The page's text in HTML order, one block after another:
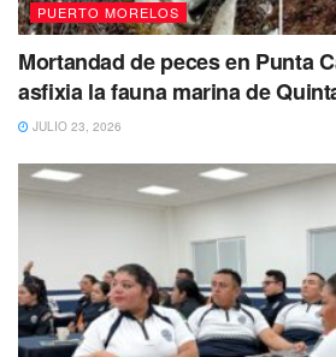
A detalle paraPuerto Morelos se
nublado por lapsoscon
22°C hasta los 26°C.
Se espera para mañana 0% de
PUERTO MORELOS
Mortandad de peces en Punta
asfixia la fauna marina de
JULIO 23, 2026